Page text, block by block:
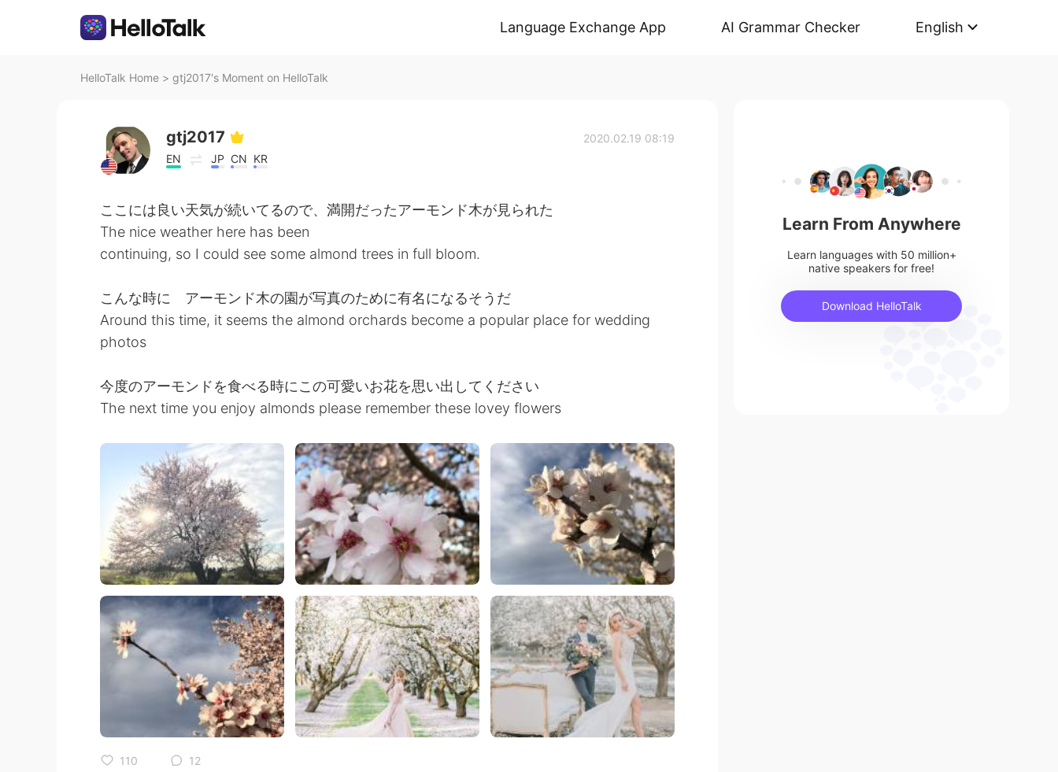
Language Exchange App AI Grammar Checker English
HelloTalk Home > gtj2017's Moment on HelloTalk
gtj2017
EN JP CN KR
2020.02.19 08:19
ここには良い天気が続いてるので、満開だったアーモンド木が見られた
The nice weather here has been
continuing, so I could see some almond trees in full bloom.
こんな時に アーモンド木の園が写真のために有名になるそうだ
Around this time, it seems the almond orchards become a popular place for wedding
photos
今度のアーモンドを食べる時にこの可愛いお花を思い出してください
The next time you enjoy almonds please remember these lovey flowers
110 12
Learn From Anywhere
Learn languages with 50 million+
native speakers for free!
Download HelloTalk